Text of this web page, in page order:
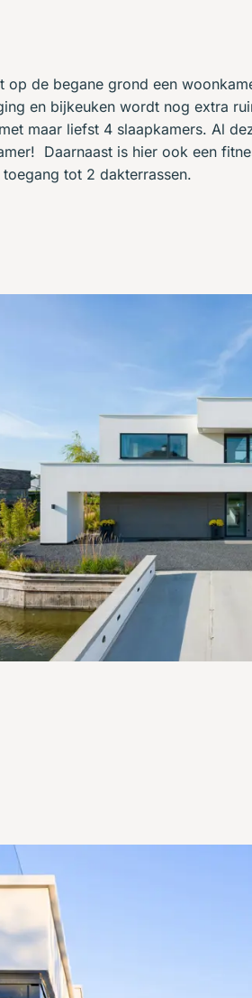
de begane grond een
en bijkeuken wordt nog extra
maar liefst 4 slaapkamers. Al
Daarnaast is hier ook een
tot 2 dakterrassen.
in Den Haag.
Haag.